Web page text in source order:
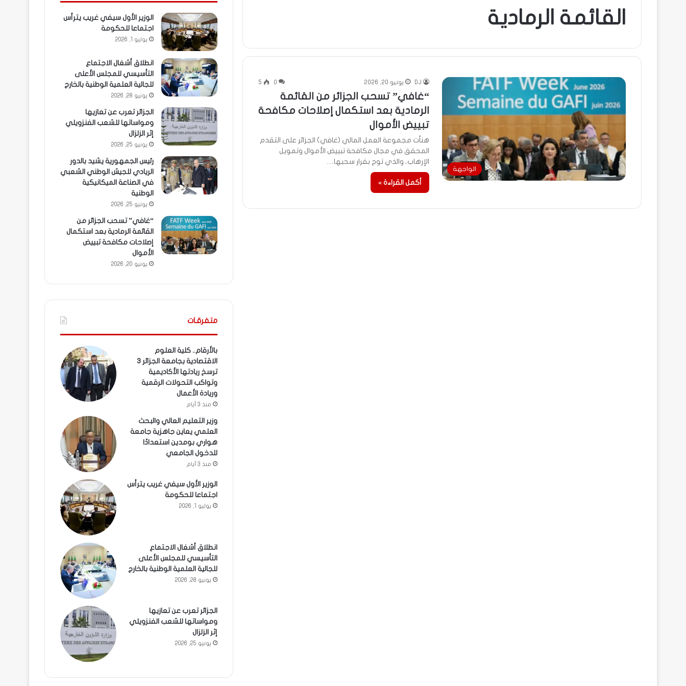
القائمة الرمادية
الواجهة
DJ يونيو 20, 2026 0
5
“غافي” تسحب الجزائر من القائمة
الرمادية بعد استكمال إصلاحات مكافحة
تبييض الأموال
هنأت مجموعة العمل المالي (غافي) الجزائر على التقدم
المحقق في مجال مكافحة تبييض الأموال وتمويل
الإرهاب، والذي توج بقرار سحبها…
أكمل القراءة »
الوزير الأول سيفي غريب يترأس
اجتماعا للحكومة
يوليو 1, 2026
انطلاق أشغال الاجتماع
التأسيسي للمجلس الأعلى
للجالية العلمية الوطنية بالخارج
يونيو 28, 2026
الجزائر تعرب عن تعازيها
ومواساتها للشعب الفنزويلي
إثر الزلزال
يونيو 25, 2026
رئيس الجمهورية يشيد بالدور
الريادي للجيش الوطني الشعبي
في الصناعة الميكانيكية
الوطنية
يونيو 25, 2026
“غافي” تسحب الجزائر من
القائمة الرمادية بعد استكمال
إصلاحات مكافحة تبييض
الأموال
يونيو 20, 2026
متفرقـات
بالأرقام.. كلية العلوم
الاقتصادية بجامعة الجزائر 3
ترسخ ريادتها الأكاديمية
وتواكب التحولات الرقمية
وريادة الأعمال
منذ 3 أيام
وزير التعليم العالي والبحث
العلمي يعاين جاهزية جامعة
هواري بومدين استعدادًا
للدخول الجامعي
منذ 3 أيام
الوزير الأول سيفي غريب يترأس
اجتماعا للحكومة
يوليو 1, 2026
انطلاق أشغال الاجتماع
التأسيسي للمجلس الأعلى
للجالية العلمية الوطنية بالخارج
يونيو 28, 2026
الجزائر تعرب عن تعازيها
ومواساتها للشعب الفنزويلي
إثر الزلزال
يونيو 25, 2026